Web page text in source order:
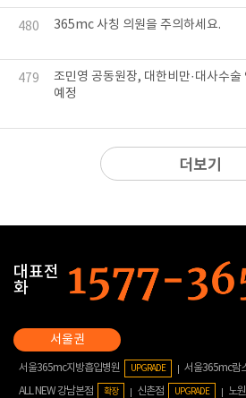
480 365mc 사칭 의원을 주의하세요.
479
조민영 공동원장, 대한비만·대사수
예정
더보기
대표전
화
서울365mc지방흡입병원 UPGRADE 서울365mc람
ALL NEW 강남본점 확장 신촌점 UPGRADE 노